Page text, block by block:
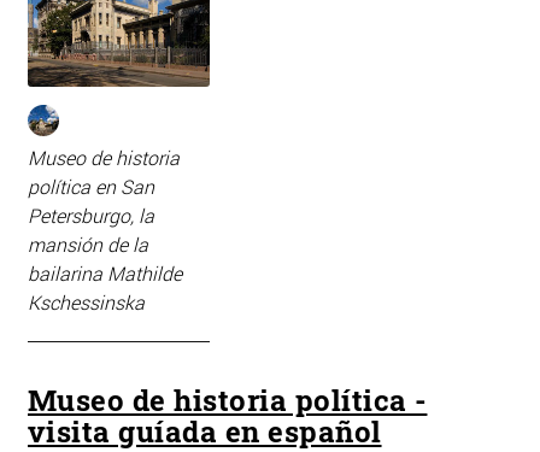
Museo de historia
política en San
Petersburgo, la
mansión de la
bailarina Mathilde
Kschessinska
Museo de historia política -
visita guíada en español